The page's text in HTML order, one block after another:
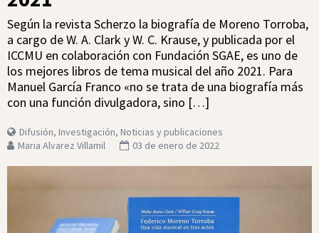
Según la revista Scherzo la biografía de Moreno Torroba,
a cargo de W. A. Clark y W. C. Krause, y publicada por el
ICCMU en colaboración con Fundación SGAE, es uno de
los mejores libros de tema musical del año 2021. Para
Manuel García Franco «no se trata de una biografía más
con una función divulgadora, sino […]
Difusión, Investigación, Noticias y publicaciones
Maria Alvarez Villamil
03 de enero de 2022